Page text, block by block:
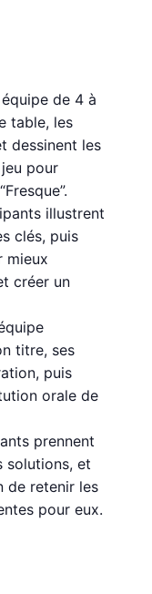
de 4 à
table, les
dessinent les
pour
illustrent
clés, puis
mieux
créer un
titre, ses
puis
orale de
prennent
solutions, et
de retenir les
pour eux.